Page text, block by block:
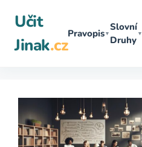
obsah
Učit
Jinak.cz
Pravopis▼
Slovní
Druhy
▼